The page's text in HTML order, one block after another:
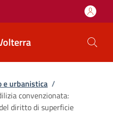
e urbanistica /
convenzionata:
diritto di superficie